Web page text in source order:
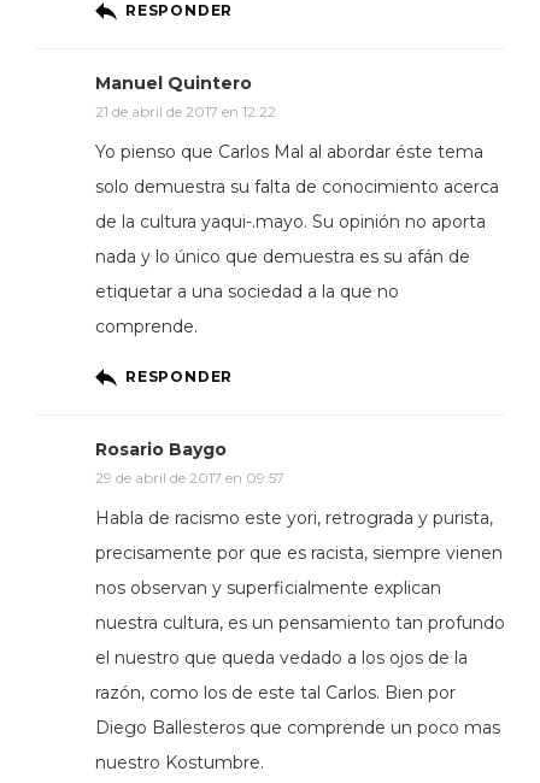
RESPONDER
Manuel Quintero
21 de abril de 2017 en 12:22
Yo pienso que Carlos Mal al abordar éste tema
solo demuestra su falta de conocimiento acerca
de la cultura yaqui-.mayo. Su opinión no aporta
nada y lo único que demuestra es su afán de
etiquetar a una sociedad a la que no
comprende.
RESPONDER
Rosario Baygo
29 de abril de 2017 en 09:57
Habla de racismo este yori, retrograda y purista,
precisamente por que es racista, siempre vienen
nos observan y superficialmente explican
nuestra cultura, es un pensamiento tan profundo
el nuestro que queda vedado a los ojos de la
razón, como los de este tal Carlos. Bien por
Diego Ballesteros que comprende un poco mas
nuestro Kostumbre.